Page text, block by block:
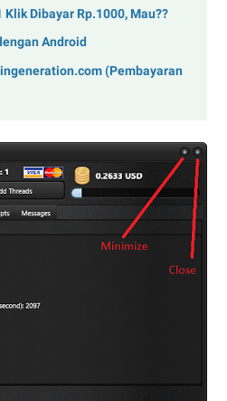
Dibayar Rp.1000, Mau??
Android
(Pembayaran